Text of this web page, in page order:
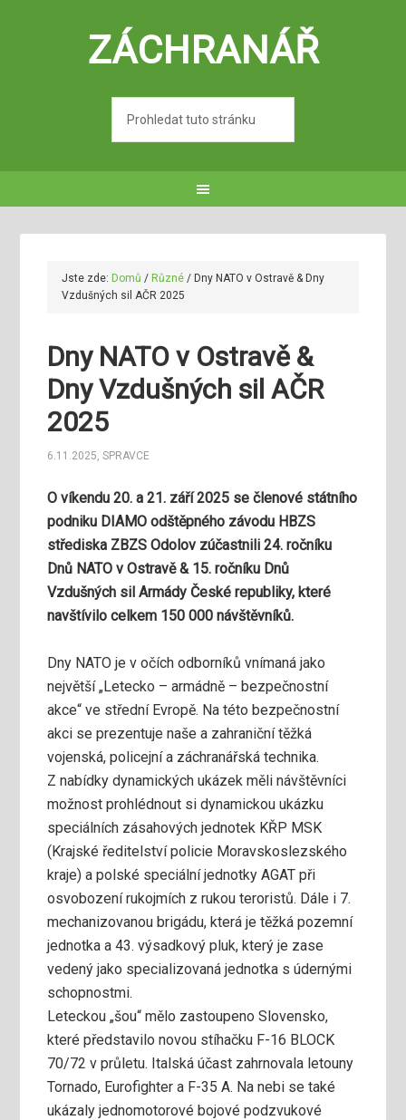
ZÁCHRANÁŘ
Jste zde: Domů / Různé / Dny NATO v Ostravě & Dny
Vzdušných sil AČR 2025
Dny NATO v Ostravě &
Dny Vzdušných sil AČR
2025
6.11.2025,SPRAVCE
O víkendu 20. a 21. září 2025 se členové státního
podniku DIAMO odštěpného závodu HBZS
střediska ZBZS Odolov zúčastnili 24. ročníku
Dnů NATO v Ostravě & 15. ročníku Dnů
Vzdušných sil Armády České republiky, které
navštívilo celkem 150 000 návštěvníků.
Dny NATO je v očích odborníků vnímaná jako
největší „Letecko – armádně – bezpečnostní
akce“ ve střední Evropě. Na této bezpečnostní
akci se prezentuje naše a zahraniční těžká
vojenská, policejní a záchranářská technika.
Z nabídky dynamických ukázek měli návštěvníci
možnost prohlédnout si dynamickou ukázku
speciálních zásahových jednotek KŘP MSK
(Krajské ředitelství policie Moravskoslezského
kraje) a polské speciální jednotky AGAT při
osvobození rukojmích z rukou teroristů. Dále i 7.
mechanizovanou brigádu, která je těžká pozemní
jednotka a 43. výsadkový pluk, který je zase
vedený jako specializovaná jednotka s údernými
schopnostmi.
Leteckou „šou“ mělo zastoupeno Slovensko,
které představilo novou stíhačku F-16 BLOCK
70/72 v průletu. Italská účast zahrnovala letouny
Tornado, Eurofighter a F-35 A. Na nebi se také
ukázaly jednomotorové bojové podzvukové